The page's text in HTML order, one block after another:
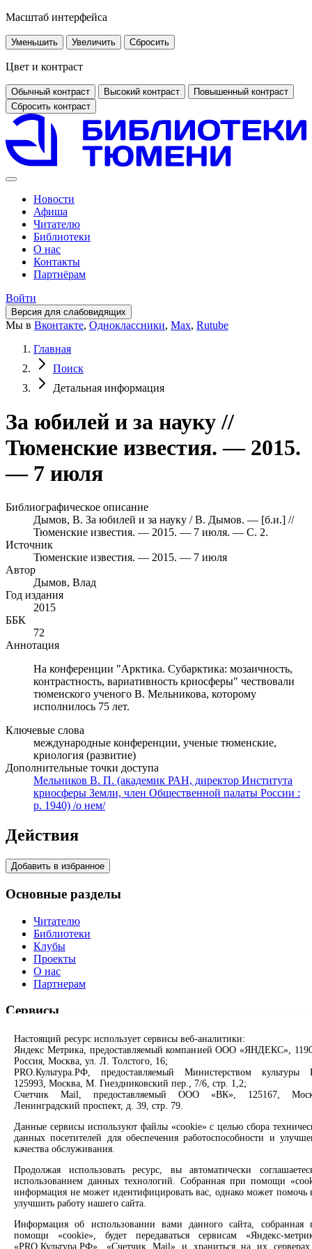
Масштаб интерфейса
Уменьшить Увеличить Сбросить
Цвет и контраст
Обычный контраст Высокий контраст
Повышенный контраст
Сбросить контраст
Новости
Афиша
Читателю
Библиотеки
О нас
Контакты
Партнёрам
Войти
Версия для слабовидящих
Мы в Вконтакте, Одноклассники, Max, Rutube
Главная
Поиск
Детальная информация
За юбилей и за науку //
Тюменские известия. — 2015.
— 7 июля
Библиографическое описание
Дымов, В. За юбилей и за науку / В. Дымов. — [б.и.] //
Тюменские известия. — 2015. — 7 июля. — С. 2.
Источник
Тюменские известия. — 2015. — 7 июля
Автор
Дымов, Влад
Год издания
2015
ББК
72
Аннотация
На конференции "Арктика. Субарктика: мозаичность,
контрастность, вариативность криосферы" чествовали
тюменского ученого В. Мельникова, которому
исполнилось 75 лет.
Ключевые слова
международные конференции, ученые тюменские,
криология (развитие)
Дополнительные точки доступа
Мельников В. П. (академик РАН, директор Института
криосферы Земли, член Общественной палаты России :
р. 1940) /о нем/
Действия
Добавить в избранное
Основные разделы
Читателю
Библиотеки
Клубы
Проекты
О нас
Партнерам
Сервисы
Продлить книгу
Спроси библиотекаря
Спроси краеведа
Оцените качество услуг
Направить обращение директору
Соцсети
Вконтакте
Одноклассники
Max
Rutube
Заметили опечатку? Выделите текст с ошибкой и нажмите
клавиши Ctrl+Enter или ссылку ниже
Настоящий ресурс использует сервисы веб-аналитики:
Яндекс Метрика, предоставляемый компанией ООО «ЯНДЕКС»,
Россия, Москва, ул. Л. Толстого, 16;
PRO.Культура.РФ, предоставляемый Министерством культуры
125993, Москва, М. Гнездниковский пер., 7/6, стр. 1,2;
Счетчик Mail, предоставляемый ООО «ВК», 125167,
Ленинградский проспект, д. 39, стр. 79.
Данные сервисы используют файлы «cookie» с целью сбора
данных посетителей для обеспечения работоспособности и
качества обслуживания.
Продолжая использовать ресурс, вы автоматически
использованием данных технологий. Собранная при помощи
информация не может идентифицировать вас, однако может помочь
улучшить работу нашего сайта.
Информация об использовании вами данного сайта, собранная
помощи «cookie», будет передаваться сервисам «Яндекс-
«PRO.Культура.РФ», «Счетчик Mail» и храниться на их